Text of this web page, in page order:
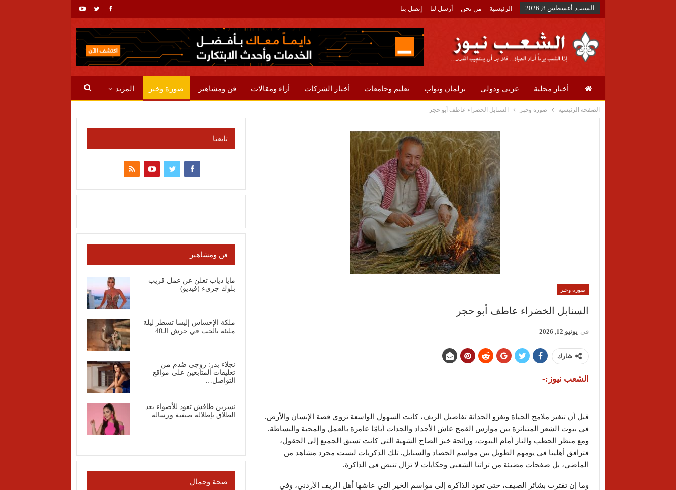
السبت, أغسطس 8, 2026 الرئيسية من نحن أرسل لنا إتصل بنا
أخبار محلية عربي ودولي برلمان ونواب تعليم وجامعات أخبار الشركات أراء ومقالات فن ومشاهير صورة وخبر المزيد
الصفحة الرئيسية صورة وخبر السنابل الخضراء عاطف أبو حجر
صورة وخبر
السنابل الخضراء عاطف أبو حجر
في يونيو 12, 2026
شارك
الشعب نيوز:-
قبل أن تتغير ملامح الحياة وتغزو الحداثة تفاصيل الريف، كانت السهول الواسعة تروي قصة الإنسان والأرض.
في بيوت الشعر المتناثرة بين موارس القمح عاش الأجداد والجدات أيامًا عامرة بالعمل والمحبة والبساطة.
ومع منظر الحطب والنار أمام البيوت، ورائحة خبز الصاج الشهية التي كانت تسبق الجميع إلى الحقول،
فترافق أهلينا في يومهم الطويل بين مواسم الحصاد والسنابل. تلك الذكريات ليست مجرد مشاهد من
الماضي، بل صفحات مضيئة من تراثنا الشعبي وحكايات لا تزال تنبض في الذاكرة.
وما إن تقترب بشائر الصيف، حتى تعود الذاكرة إلى مواسم الخير التي عاشها أهل الريف الأردني، وفي
تابعنا
فن ومشاهير
مايا دياب تعلن عن عمل قريب
بلوك جريء (فيديو)
ملكة الإحساس إليسا تسطر ليلة
مليئة بالحب في جرش الـ40
نجلاء بدر: زوجي صُدم من
تعليقات المتابعين على مواقع
التواصل…
نسرين طافش تعود للأضواء بعد
الطلاق بإطلالة صيفية ورسالة…
صحة وجمال